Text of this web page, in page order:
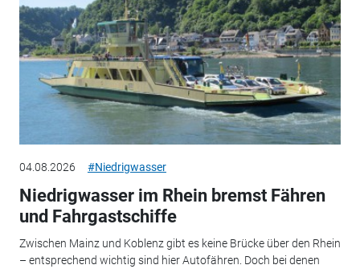
04.08.2026 #Niedrigwasser
Niedrigwasser im Rhein bremst Fähren
und Fahrgastschiffe
Zwischen Mainz und Koblenz gibt es keine Brücke über den Rhein
– entsprechend wichtig sind hier Autofähren. Doch bei denen